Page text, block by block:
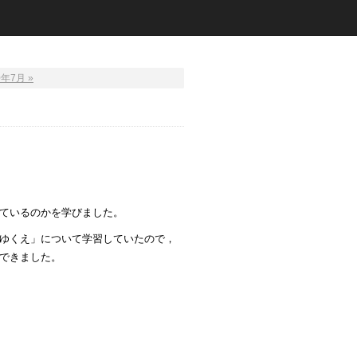
7月 »
るのかを学びました。
くえ」について学習していたので，
きました。